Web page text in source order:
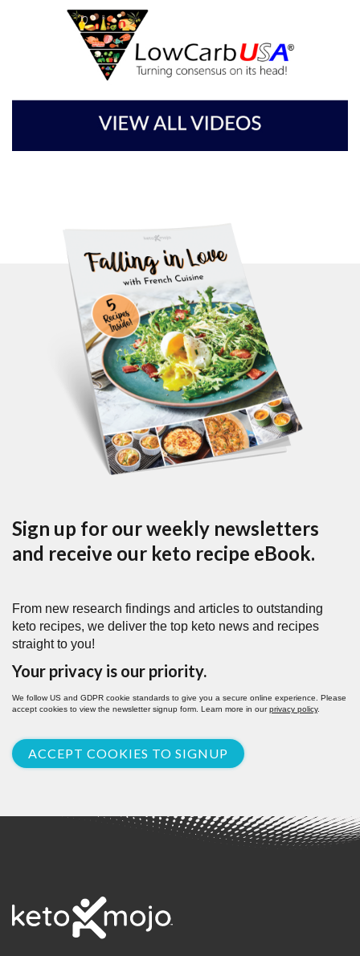
Sign up for our weekly newsletters
and receive our keto recipe eBook.
From new research findings and articles to outstanding
keto recipes, we deliver the top keto news and recipes
straight to you!
Your privacy is our priority.
We follow US and GDPR cookie standards to give you a secure online experience. Please
accept cookies to view the newsletter signup form. Learn more in ourprivacy policy.
ACCEPT COOKIES TO SIGNUP